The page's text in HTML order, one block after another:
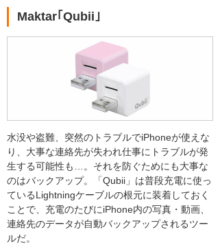
Maktar｢Qubii｣
水没や盗難、突然のトラブルでiPhoneが使えな
り、大事な連絡先が失われ仕事にトラブルが発
生する可能性も…。それを防ぐためにも大事な
のはバックアップ。「Qubii」は普段充電に使っ
ているLightningケーブルの根元に装着しておく
ことで、充電のたびにiPhone内の写真・動画、
連絡先のデータが自動バックアップされるツー
ルだ。